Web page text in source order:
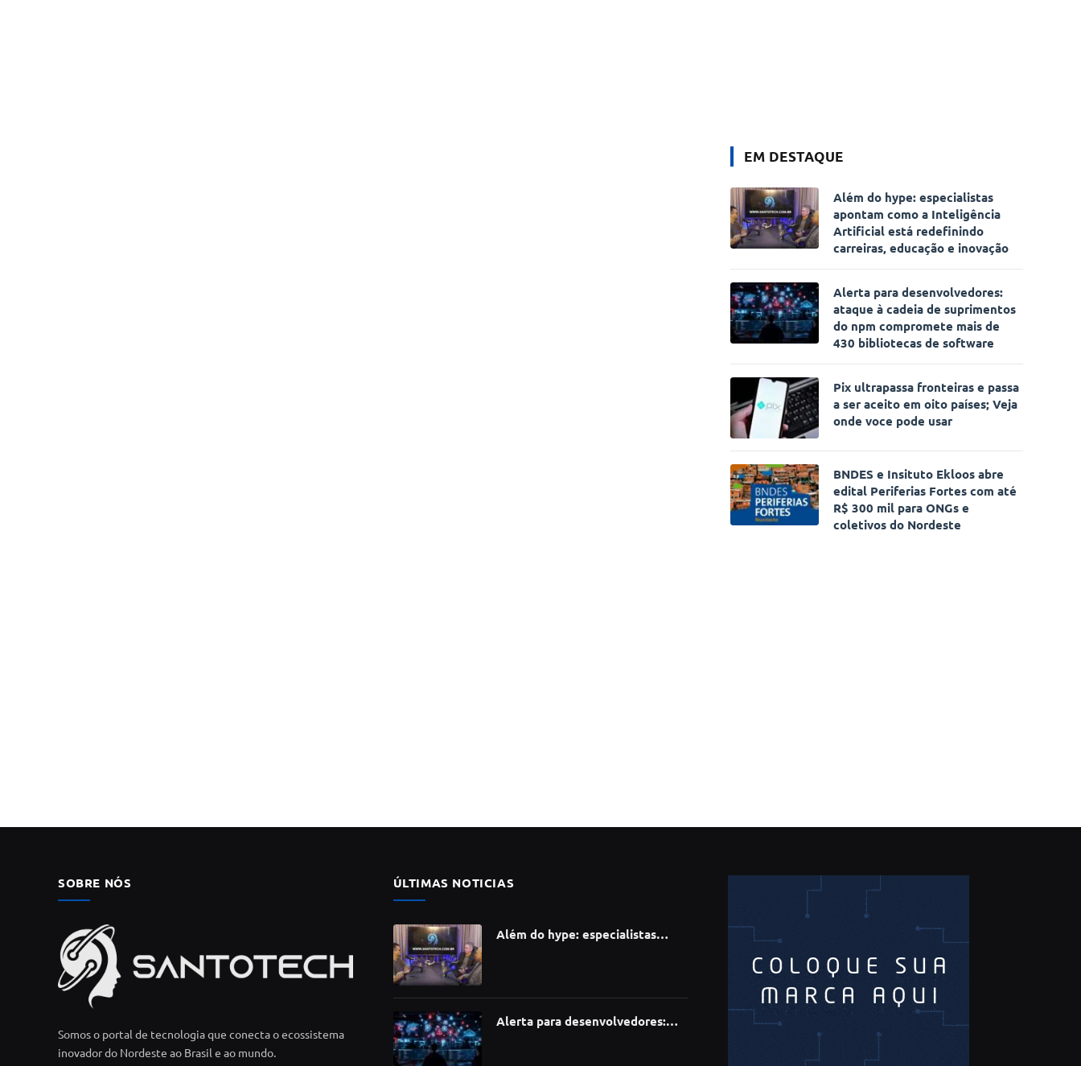
EM DESTAQUE
Além do hype: especialistas
apontam como a Inteligência
Artificial está redefinindo
carreiras, educação e inovação
Alerta para desenvolvedores:
ataque à cadeia de suprimentos
do npm compromete mais de
430 bibliotecas de software
Pix ultrapassa fronteiras e passa
a ser aceito em oito países; Veja
onde voce pode usar
BNDES e Insituto Ekloos abre
edital Periferias Fortes com até
R$ 300 mil para ONGs e
coletivos do Nordeste
SOBRE NÓS
Somos o portal de tecnologia que conecta o ecossistema
inovador do Nordeste ao Brasil e ao mundo.
ÚLTIMAS NOTICIAS
Além do hype: especialistas
Alerta para desenvolvedores: